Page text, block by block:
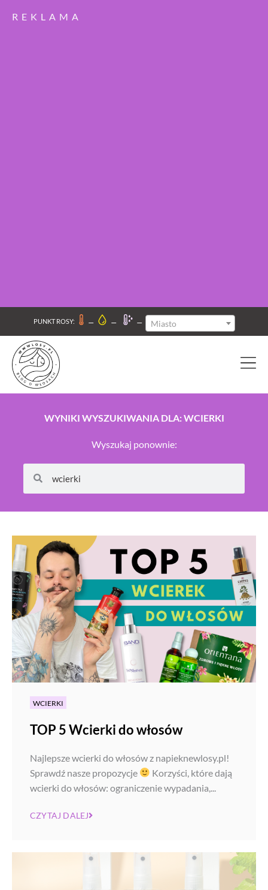
REKLAMA
PUNKT ROSY: – – – Miasto
WYNIKI WYSZUKIWANIA DLA: WCIERKI
Wyszukaj ponownie:
WCIERKI
TOP 5 Wcierki do włosów
Najlepsze wcierki do włosów z napieknewlosy.pl!
Sprawdź nasze propozycje
Korzyści, które dają
wcierki do włosów: ograniczenie wypadania,...
CZYTAJ DALEJ